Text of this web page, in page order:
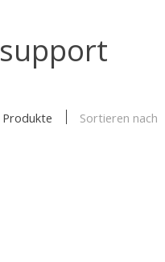
Produkte Sortieren nach